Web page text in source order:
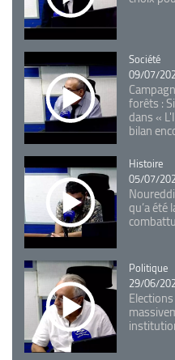
Catégorie
Société
09/07/
forêts :
dans «
bilan
Catégorie
Histoire
05/07/
qu’a été
Catégorie
Politique
29/06/